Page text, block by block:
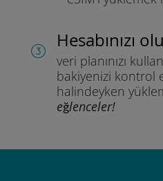
Hesabınızı
veri planınızı
bakiyenizi kontrol
halindeyken
eğlenceler!